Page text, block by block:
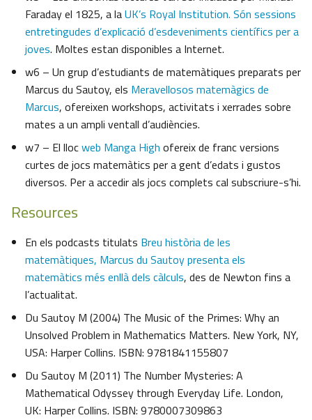
Faraday el 1825, a laUK’s Royal Institution. Són sessions
entretingudes d’explicació d’esdeveniments científics per a
joves. Moltes estan disponibles a Internet.
w6 – Un grup d’estudiants de matemàtiques preparats per
Marcus du Sautoy, els Meravellosos matemàgics de
Marcus, ofereixen workshops, activitats i xerrades sobre
mates a un ampli ventall d’audiències.
w7 – El llocweb Manga High ofereix de franc versions
curtes de jocs matemàtics per a gent d’edats i gustos
diversos. Per a accedir als jocs complets cal subscriure-s’hi.
Resources
En els podcasts titulats Breu història de les
matemàtiques, Marcus du Sautoy presenta els
matemàtics més enllà dels càlculs, des de Newton fins a
l’actualitat.
Du Sautoy M (2004) The Music of the Primes: Why an
Unsolved Problem in Mathematics Matters. New York, NY,
USA: Harper Collins. ISBN: 9781841155807
Du Sautoy M (2011) The Number Mysteries: A
Mathematical Odyssey through Everyday Life. London,
UK: Harper Collins. ISBN: 9780007309863